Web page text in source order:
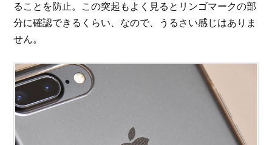
ることを防止。この突起もよく見るとリンゴマークの部
分に確認できるくらい、なので、うるさい感じはありま
せん。